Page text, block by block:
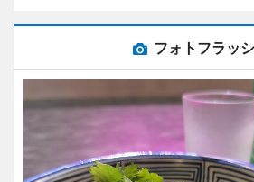
フォトフラッ